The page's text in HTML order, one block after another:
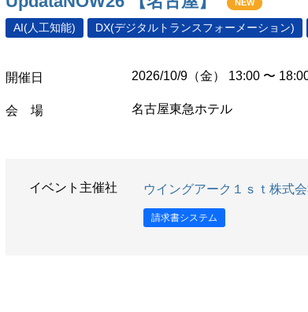
NEW
AI(人工知能) DX(デジタルトランスフォーメーション)
開催日 2026/10/9（金） 13:00 〜
会 場 名古屋東急ホテル
イベント主催社 ウイングアーク１ｓｔ株式
請求書システム